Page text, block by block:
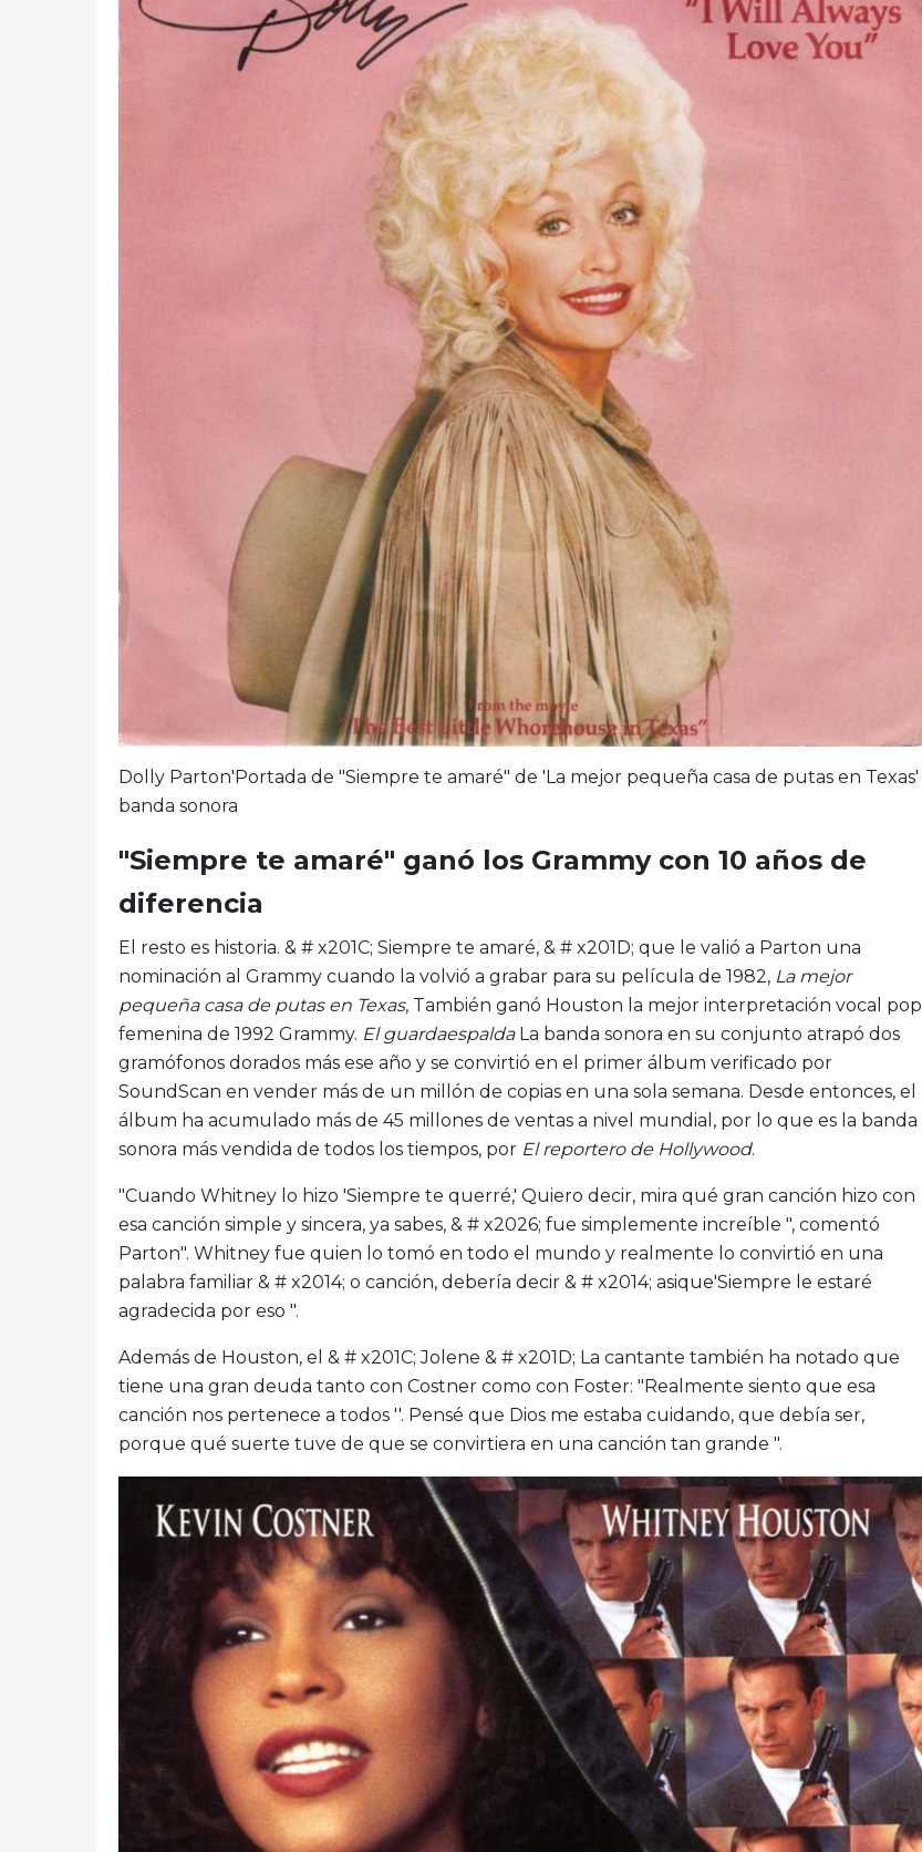
Dolly Parton'Portada de "Siempre te amaré" de 'La mejor pequeña casa de putas en Texas'
banda sonora
"Siempre te amaré" ganó los Grammy con 10 años de
diferencia
El resto es historia. & # x201C; Siempre te amaré, & # x201D; que le valió a Parton una
nominación al Grammy cuando la volvió a grabar para su película de 1982, La mejor
pequeña casa de putas en Texas, También ganó Houston la mejor interpretación vocal pop
femenina de 1992 Grammy. El guardaespaldaLa banda sonora en su conjunto atrapó dos
gramófonos dorados más ese año y se convirtió en el primer álbum verificado por
SoundScan en vender más de un millón de copias en una sola semana. Desde entonces, el
álbum ha acumulado más de 45 millones de ventas a nivel mundial, por lo que es la banda
sonora más vendida de todos los tiempos, por El reportero de Hollywood.
"Cuando Whitney lo hizo 'Siempre te querré,' Quiero decir, mira qué gran canción hizo con
esa canción simple y sincera, ya sabes, & # x2026; fue simplemente increíble ", comentó
Parton". Whitney fue quien lo tomó en todo el mundo y realmente lo convirtió en una
palabra familiar & # x2014; o canción, debería decir & # x2014; asique'Siempre le estaré
agradecida por eso ".
Además de Houston, el & # x201C; Jolene & # x201D; La cantante también ha notado que
tiene una gran deuda tanto con Costner como con Foster: "Realmente siento que esa
canción nos pertenece a todos ''. Pensé que Dios me estaba cuidando, que debía ser,
porque qué suerte tuve de que se convirtiera en una canción tan grande ".